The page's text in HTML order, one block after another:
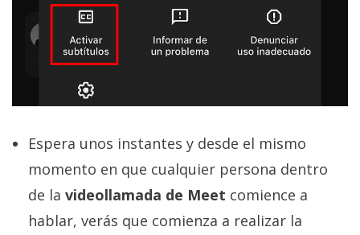
Espera unos instantes y desde el mismo
momento en que cualquier persona dentro
de la videollamada de Meet comience a
hablar, verás que comienza a realizar la